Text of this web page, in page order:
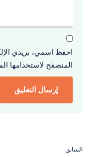
احفظ اسمي، بريدي
المتصفح لاستخدامها
السابق